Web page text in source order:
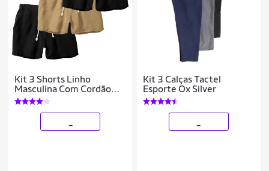
Kit 3 Shorts Linho
Masculina Com Cordão
Bermuda Casual Verão
Kit 3 Calças Tactel
Esporte Ox Silver